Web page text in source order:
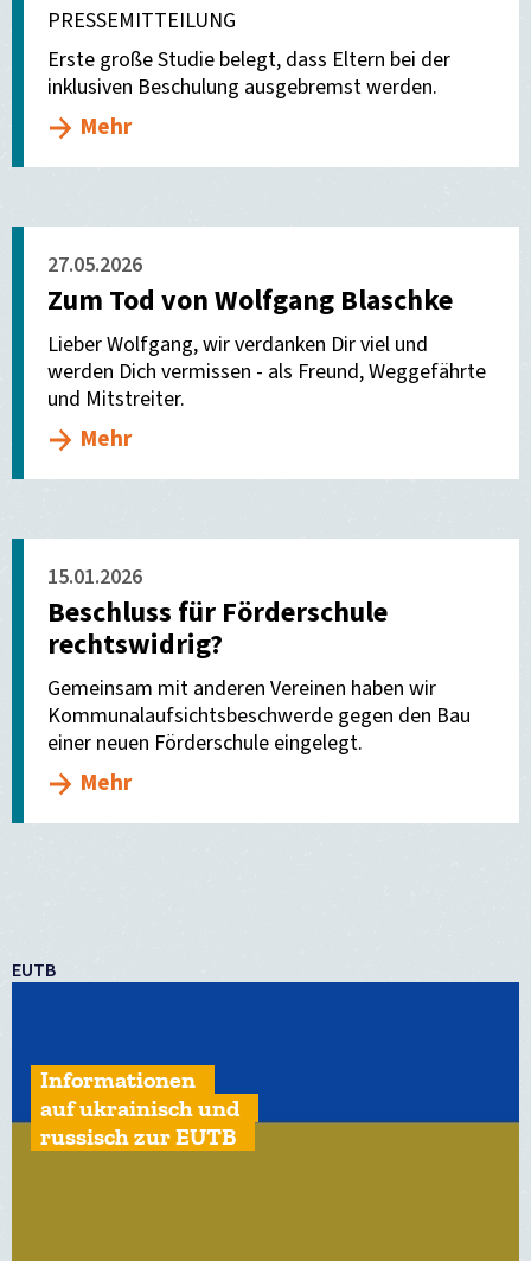
PRESSEMITTEILUNG
Erste große Studie belegt, dass Eltern bei der
inklusiven Beschulung ausgebremst werden.
Mehr
27.05.2026
Zum Tod von Wolfgang Blaschke
Lieber Wolfgang, wir verdanken Dir viel und
werden Dich vermissen - als Freund, Weggefährte
und Mitstreiter.
Mehr
15.01.2026
Beschluss für Förderschule
rechtswidrig?
Gemeinsam mit anderen Vereinen haben wir
Kommunalaufsichtsbeschwerde gegen den Bau
einer neuen Förderschule eingelegt.
Mehr
EUTB
Informationen
auf ukrainisch und
russisch zur EUTB